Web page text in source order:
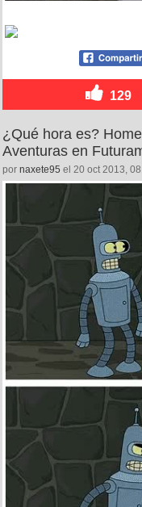
129
¿Qué hora es?
Aventuras en
por naxete95 el 20 oct 2013,